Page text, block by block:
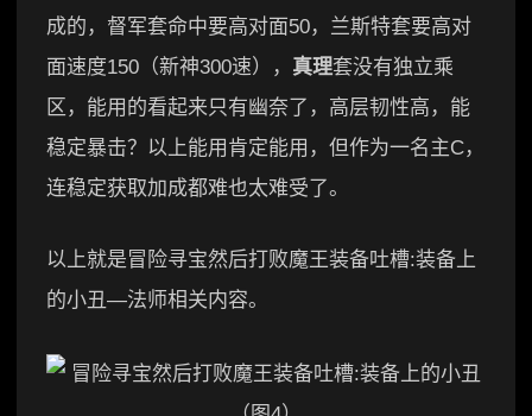
成的，督军套命中要高对面50，兰斯特套要高对
面速度150（新神300速）， 真理套没有独立乘
区，能用的看起来只有幽奈了，高层韧性高，能
稳定暴击？以上能用肯定能用，但作为一名主C，
连稳定获取加成都难也太难受了。
以上就是冒险寻宝然后打败魔王装备吐槽:装备上
的小丑—法师相关内容。